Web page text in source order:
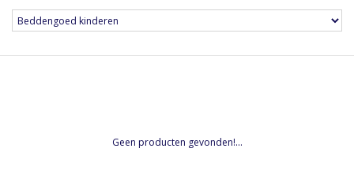
Geen producten gevonden!...